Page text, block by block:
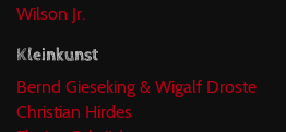
Wilson Jr.
Kleinkunst
Bernd Gieseking & Wigalf Droste
Christian Hirdes